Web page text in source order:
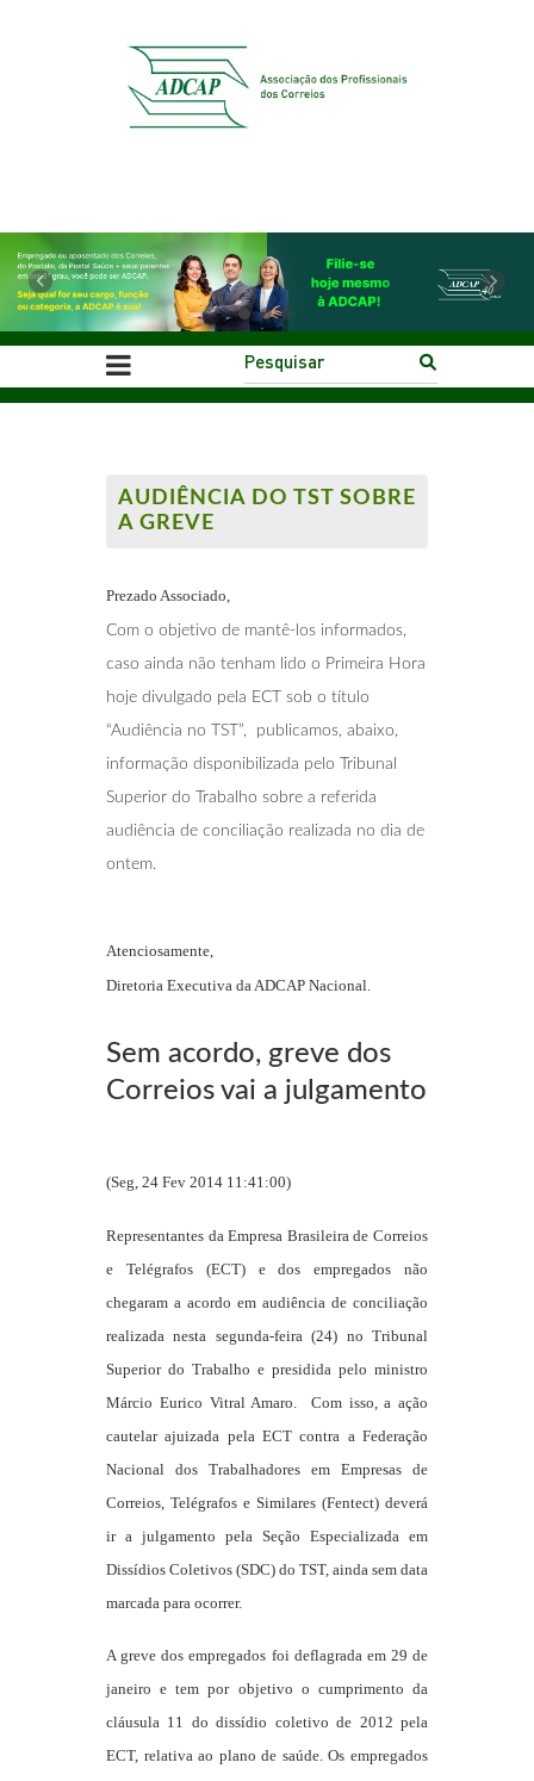
Previous Next
AUDIÊNCIA DO TST SOBRE
A GREVE
Prezado Associado,
Com o objetivo de mantê-los informados,
caso ainda não tenham lido o Primeira Hora
hoje divulgado pela ECT sob o título
“Audiência no TST”, publicamos, abaixo,
informação disponibilizada pelo Tribunal
Superior do Trabalho sobre a referida
audiência de conciliação realizada no dia de
ontem.
Atenciosamente,
Diretoria Executiva da ADCAP Nacional.
Sem acordo, greve dos
Correios vai a julgamento
(Seg, 24 Fev 2014 11:41:00)
Representantes da Empresa Brasileira de Correios
e Telégrafos (ECT) e dos empregados não
chegaram a acordo em audiência de conciliação
realizada nesta segunda-feira (24) no Tribunal
Superior do Trabalho e presidida pelo ministro
Márcio Eurico Vitral Amaro. Com isso, a ação
cautelar ajuizada pela ECT contra a Federação
Nacional dos Trabalhadores em Empresas de
Correios, Telégrafos e Similares (Fentect) deverá
ir a julgamento pela Seção Especializada em
Dissídios Coletivos (SDC) do TST, ainda sem data
marcada para ocorrer.
A greve dos empregados foi deflagrada em 29 de
janeiro e tem por objetivo o cumprimento da
cláusula 11 do dissídio coletivo de 2012 pela
ECT, relativa ao plano de saúde. Os empregados